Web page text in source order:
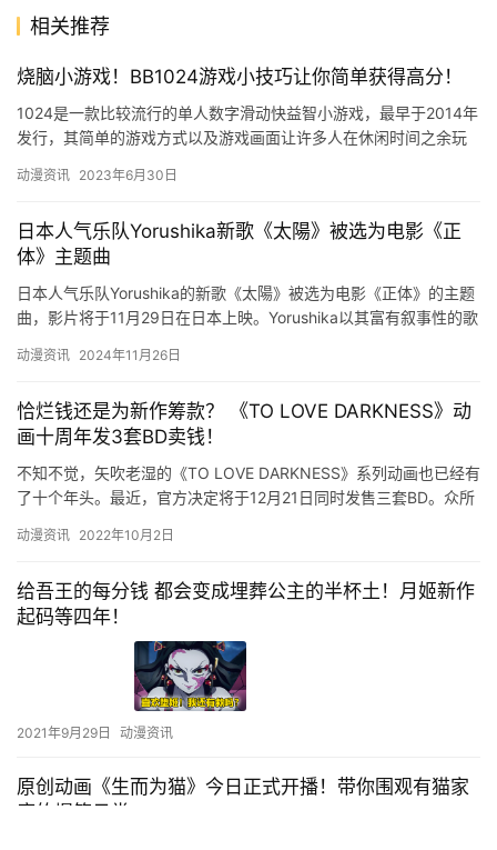
相关推荐
烧脑小游戏！BB1024游戏小技巧让你简单获得高分！
1024是一款比较流行的单人数字滑动快益智小游戏，最早于2014年
发行，其简单的游戏方式以及游戏画面让许多人在休闲时间之余玩
动漫资讯 2023年6月30日
日本人气乐队Yorushika新歌《太陽》被选为电影《正
体》主题曲
日本人气乐队Yorushika的新歌《太陽》被选为电影《正体》的主题
曲，影片将于11月29日在日本上映。Yorushika以其富有叙事性的歌
动漫资讯 2024年11月26日
恰烂钱还是为新作筹款？ 《TO LOVE DARKNESS》动
画十周年发3套BD卖钱！
不知不觉，矢吹老湿的《TO LOVE DARKNESS》系列动画也已经有
了十个年头。最近，官方决定将于12月21日同时发售三套BD。众所
动漫资讯 2022年10月2日
给吾王的每分钱 都会变成埋葬公主的半杯土！月姬新作
起码等四年！
2021年9月29日 动漫资讯
原创动画《生而为猫》今日正式开播！带你围观有猫家
庭的爆笑日常